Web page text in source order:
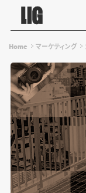
Home マーケティング